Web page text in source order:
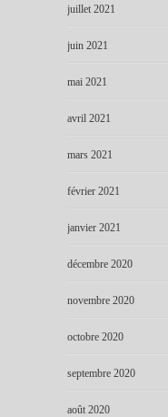
juillet 2021
juin 2021
mai 2021
avril 2021
mars 2021
février 2021
janvier 2021
décembre 2020
novembre 2020
octobre 2020
septembre 2020
août 2020